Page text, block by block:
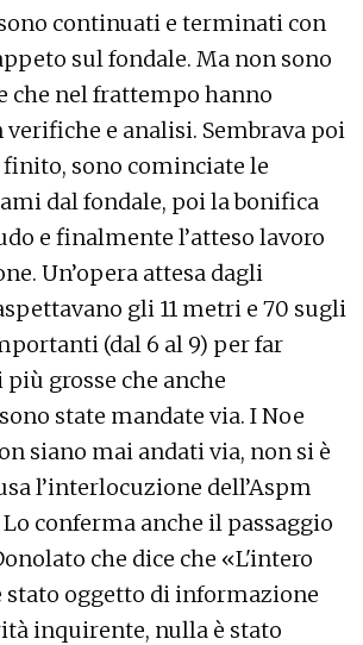
continuati e terminati con
sul fondale. Ma non sono
che nel frattempo hanno
e analisi. Sembrava poi
finito, sono cominciate le
dal fondale, poi la bonifica
e finalmente l’atteso lavoro
Un’opera attesa dagli
gli 11 metri e 70 sugli
(dal 6 al 9) per far
grosse che anche
state mandate via. I Noe
siano mai andati via, non si è
l’interlocuzione dell’Aspm
conferma anche il passaggio
che dice che «L'intero
stato oggetto di informazione
inquirente, nulla è stato